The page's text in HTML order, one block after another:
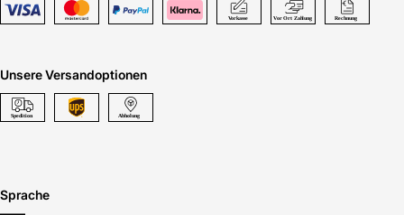
Unsere Versandoptionen
Sprache